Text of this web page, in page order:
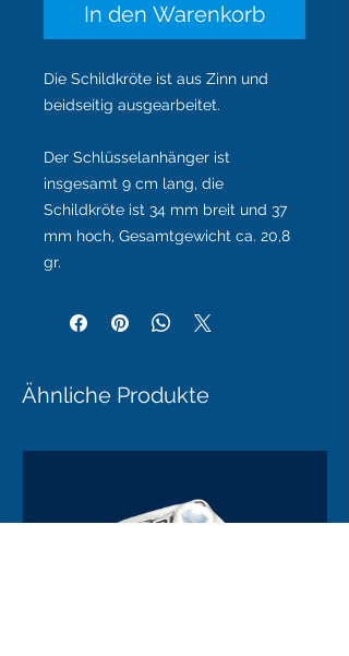
In den Warenkorb
Die Schildkröte ist aus Zinn und
beidseitig ausgearbeitet.
Der Schlüsselanhänger ist
insgesamt 9 cm lang, die
Schildkröte ist 34 mm breit und 37
mm hoch, Gesamtgewicht ca. 20,8
gr.
Ähnliche Produkte